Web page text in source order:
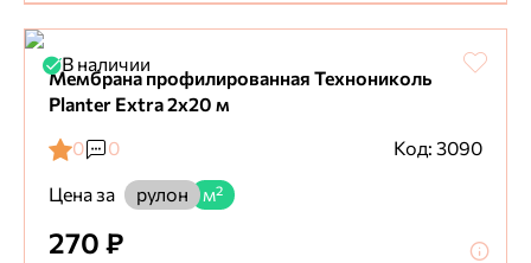
В наличии
Мембрана профилированная Технониколь
Planter Extra 2х20 м
0
0
Код: 3090
Цена за
рулон м²
270 ₽